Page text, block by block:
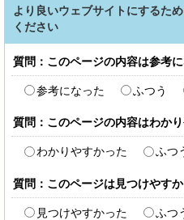
より良いウェブサイトにするた
ください
質問：このページの内容は参考
参考になった ふつう
質問：このページの内容はわか
わかりやすかった ふつ
質問：このページは見つけやす
見つけやすかった ふつ